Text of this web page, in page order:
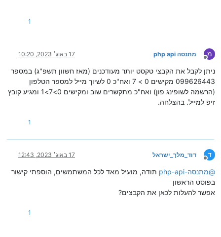
1
מ
מנותק
מתנסה php api 17 באוג׳ 2023, 10:20
ניתן לקבל את הקבצי טקסט יותר מעודכנים (מאז חשוון תשפ"ג) במספר
099626443 מקישים 0 > 7 ואח"כ 0 לשיוך מייל למספר הטלפון
(הרשמה לשופינג פון) ואח"כ מתקשרים שוב ומקישים 0>7>1 ומגיע קובץ
זיפ למייל. בהצלחה.
1
ד
מנותק
דוד_מלך_ישראל 17 באוג׳ 2023, 12:43
@מתנסה-php-api
תודה, מועיל מאד לכל המשתמשים, הוספתי קישור
בפוסט הראשון
אפשר להעלות לכאן את הקבצים?
1